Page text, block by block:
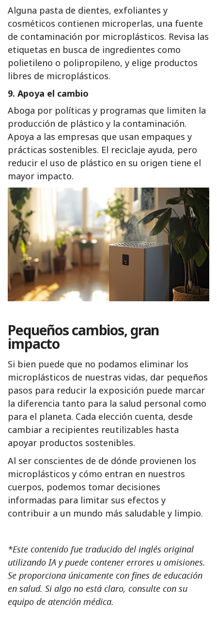
Alguna pasta de dientes, exfoliantes y
cosméticos contienen microperlas, una fuente
de contaminación por microplásticos. Revisa las
etiquetas en busca de ingredientes como
polietileno o polipropileno, y elige productos
libres de microplásticos.
9. Apoya el cambio
Aboga por políticas y programas que limiten la
producción de plástico y la contaminación.
Apoya a las empresas que usan empaques y
prácticas sostenibles. El reciclaje ayuda, pero
reducir el uso de plástico en su origen tiene el
mayor impacto.
Pequeños cambios, gran
impacto
Si bien puede que no podamos eliminar los
microplásticos de nuestras vidas, dar pequeños
pasos para reducir la exposición puede marcar
la diferencia tanto para la salud personal como
para el planeta. Cada elección cuenta, desde
cambiar a recipientes reutilizables hasta
apoyar productos sostenibles.
Al ser conscientes de de dónde provienen los
microplásticos y cómo entran en nuestros
cuerpos, podemos tomar decisiones
informadas para limitar sus efectos y
contribuir a un mundo más saludable y limpio.
*Este contenido fue traducido del inglés original
utilizando IA y puede contener errores u omisiones.
Se proporciona únicamente con fines de educación
en salud. Si algo no está claro, consulte con su
equipo de atención médica.